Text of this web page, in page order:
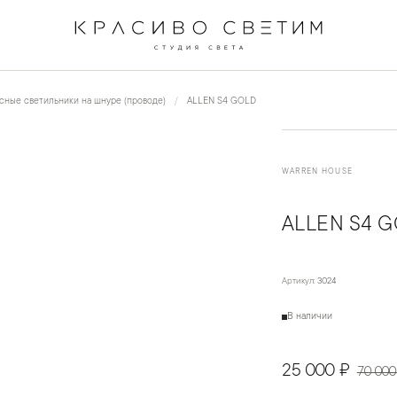
светильники на шнуре (проводе) ALLEN S4 GOLD
← 1/2 →
WARREN HOUSE
ALLEN S4
Артикул: 3024
В наличии
25 000 ₽ 70